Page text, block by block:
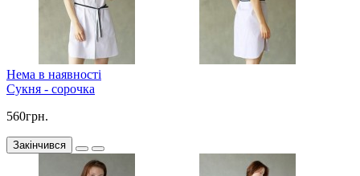
Нема в наявності
Сукня - сорочка
560грн.
Закінчився